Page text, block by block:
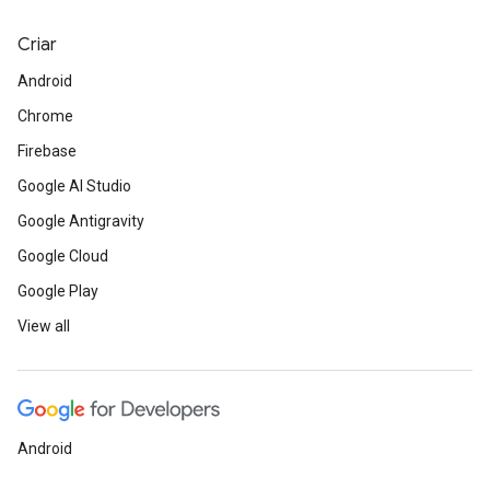
Criar
Android
Chrome
Firebase
Google AI Studio
Google Antigravity
Google Cloud
Google Play
View all
Android